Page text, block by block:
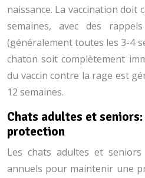
naissance. La vaccination doit
semaines, avec des
(généralement toutes les 3-4
chaton soit complètement
du vaccin contre la rage est
12 semaines.
Chats adultes et
protection
Les chats adultes et
annuels pour maintenir une